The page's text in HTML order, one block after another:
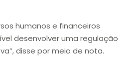
humanos e financeiros
desenvolver uma regulação
disse por meio de nota.